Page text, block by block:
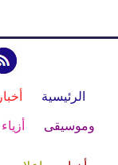
الرئيسية
وموسيقى أزياء